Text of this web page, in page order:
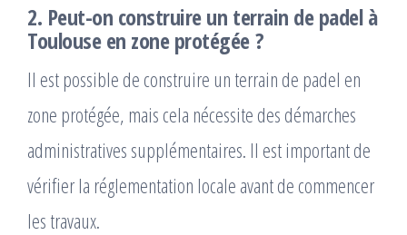
2. Peut-on construire un terrain de padel à
Toulouse en zone protégée ?
Il est possible de construire un terrain de padel en
zone protégée, mais cela nécessite des démarches
administratives supplémentaires. Il est important de
vérifier la réglementation locale avant de commencer
les travaux.